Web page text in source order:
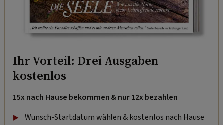
Ihr Vorteil: Drei Ausgaben
kostenlos
15x nach Hause bekommen & nur 12x bezahlen
Wunsch-Startdatum wählen & kostenlos nach Hause